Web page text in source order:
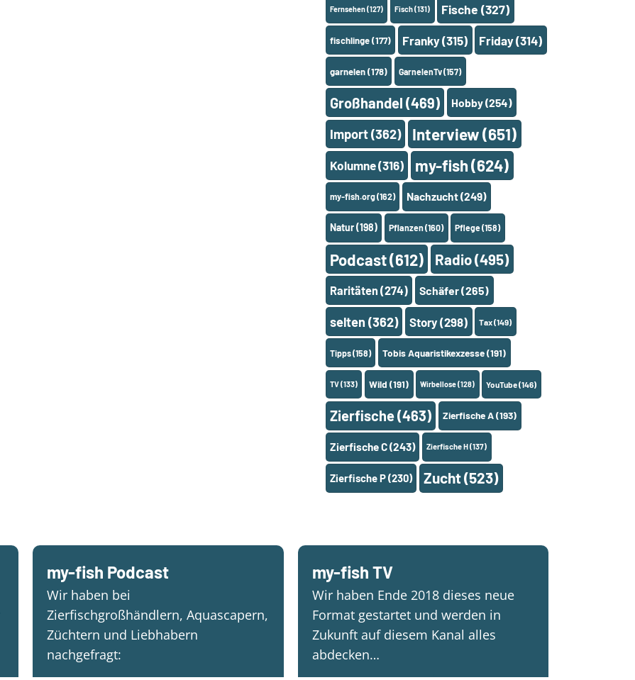
Fernsehen(127) Fisch(131) Fische (327)
fischlinge(177) Franky(315) Friday(314)
garnelen(178) GarnelenTv(157)
Großhandel (469) Hobby(254)
Import(362) Interview(651)
Kolumne(316) my-fish(624)
my-fish.org(162) Nachzucht(249)
Natur(198) Pflanzen(160) Pflege(158)
Podcast(612) Radio(495)
Raritäten (274) Schäfer(265)
selten (362) Story (298) Tax(149)
Tipps(158) Tobis Aquaristikexzesse(191)
TV(133) Wild (191) Wirbellose(128) YouTube(146)
Zierfische(463) Zierfische A(193)
Zierfische C(243) Zierfische H(137)
Zierfische P(230) Zucht(523)
my-fish Podcast
Wir haben bei
Zierfischgroßhändlern, Aquascapern,
Züchtern und Liebhabern
nachgefragt:
my-fish TV
Wir haben Ende 2018 dieses neue
Format gestartet und werden in
Zukunft auf diesem Kanal alles
abdecken…